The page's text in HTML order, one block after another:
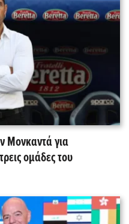
Μονκαντά για
ομάδες του